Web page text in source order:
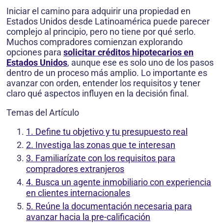
Iniciar el camino para adquirir una propiedad en
Estados Unidos desde Latinoamérica puede parecer
complejo al principio, pero no tiene por qué serlo.
Muchos compradores comienzan explorando
opciones para solicitar créditos hipotecarios en
Estados Unidos, aunque ese es solo uno de los pasos
dentro de un proceso más amplio. Lo importante es
avanzar con orden, entender los requisitos y tener
claro qué aspectos influyen en la decisión final.
Temas del Artículo
1. Define tu objetivo y tu presupuesto real
2. Investiga las zonas que te interesan
3. Familiarízate con los requisitos para
compradores extranjeros
4. Busca un agente inmobiliario con experiencia
en clientes internacionales
5. Reúne la documentación necesaria para
avanzar hacia la pre-calificación